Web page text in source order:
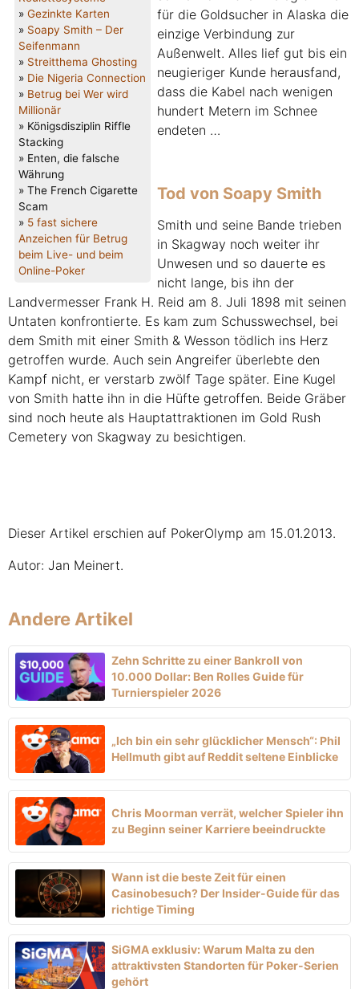
» Gezinkte Karten
» Soapy Smith – Der
Seifenmann
» Streitthema Ghosting
» Die Nigeria Connection
» Betrug bei Wer wird
Millionär
» Königsdisziplin Riffle
Stacking
» Enten, die falsche
Währung
» The French Cigarette
Scam
» 5 fast sichere
Anzeichen für Betrug
beim Live- und beim
Online-Poker
für die Goldsucher in Alaska die
einzige Verbindung zur
Außenwelt. Alles lief gut bis ein
neugieriger Kunde herausfand,
dass die Kabel nach wenigen
hundert Metern im Schnee
endeten …
Tod von Soapy Smith
Smith und seine Bande trieben
in Skagway noch weiter ihr
Unwesen und so dauerte es
nicht lange, bis ihn der
Landvermesser Frank H. Reid am 8. Juli 1898 mit seinen
Untaten konfrontierte. Es kam zum Schusswechsel, bei
dem Smith mit einer Smith & Wesson tödlich ins Herz
getroffen wurde. Auch sein Angreifer überlebte den
Kampf nicht, er verstarb zwölf Tage später. Eine Kugel
von Smith hatte ihn in die Hüfte getroffen. Beide Gräber
sind noch heute als Hauptattraktionen im Gold Rush
Cemetery von Skagway zu besichtigen.
Dieser Artikel erschien auf PokerOlymp am 15.01.2013.
Autor: Jan Meinert.
Andere Artikel
Zehn Schritte zu einer Bankroll von
10.000 Dollar: Ben Rolles Guide für
Turnierspieler 2026
„Ich bin ein sehr glücklicher Mensch“: Phil
Hellmuth gibt auf Reddit seltene Einblicke
Chris Moorman verrät, welcher Spieler ihn
zu Beginn seiner Karriere beeindruckte
Wann ist die beste Zeit für einen
Casinobesuch? Der Insider-Guide für das
richtige Timing
SiGMA exklusiv: Warum Malta zu den
attraktivsten Standorten für Poker-Serien
gehört